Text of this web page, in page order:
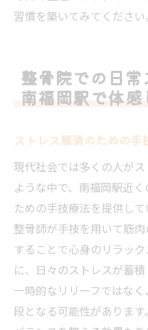
習慣を築いてみてください
整骨院での日
南福岡駅で体感
ストレス解消のための手
現代社会では多くの人が
ような中で、南福岡駅近
ための手技療法を提供し
整骨師が手技を用いて筋
することで心身のリラッ
に、日々のストレスが蓄
一時的なリリーフではな
段となる可能性がありま